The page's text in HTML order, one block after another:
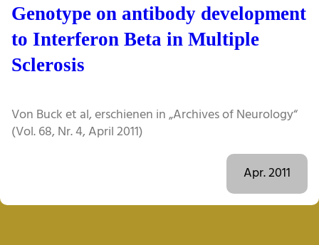
Genotype on antibody development
to Interferon Beta in Multiple
Sclerosis
Von Buck et al, erschienen in „Archives of Neurology“
(Vol. 68, Nr. 4, April 2011)
Apr. 2011